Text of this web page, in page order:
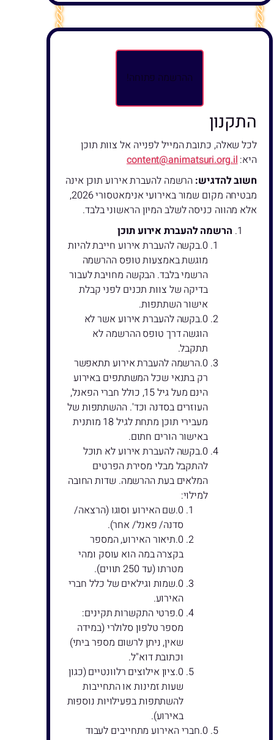
ההרשמה פתוחה!
התקנון
לכל שאלה, כתובת המייל לפנייה אל צוות תוכן
היא: content@animatsuri.org.il
חשוב להדגיש: הרשמה להעברת אירוע תוכן אינה
מבטיחה מקום שמור באירועי אנימאטסורי 2026,
אלא מהווה כניסה לשלב המיון הראשוני בלבד.
הרשמה להעברת אירוע תוכן
בקשה להעברת אירוע חייבת להיות
מוגשת באמצעות טופס ההרשמה
הרשמי בלבד. הבקשה מחויבת לעבור
בדיקה של צוות תכנים לפני קבלת
אישור השתתפות.
בקשה להעברת אירוע אשר לא
הוגשה דרך טופס ההרשמה לא
תתקבל.
הרשמה להעברת אירוע תתאפשר
רק בתנאי שכל המשתתפים באירוע
הינם מעל גיל 15, כולל חברי הפאנל,
העוזרים בסדנה וכד'. ההשתתפות של
מעבירי תוכן מתחת לגיל 18 מותנית
באישור הורים חתום.
בקשה להעברת אירוע לא תוכל
להתקבל מבלי מסירת הפרטים
המלאים בעת ההרשמה. שדות החובה
למילוי:
שם האירוע וסוגו (הרצאה/
סדנה/ פאנל/ אחר).
תיאור האירוע, המספר
בקצרה במה הוא עוסק ומהי
מטרתו (עד 250 תווים).
שמות וגילאים של כלל חברי
האירוע.
פרטי התקשרות תקינים:
מספר טלפון סלולרי (במידה
שאין, ניתן לרשום מספר ביתי)
וכתובת דוא"ל.
ציון אילוצים רלוונטיים (כגון
שעות זמינות או התחייבות
להשתתפות בפעילויות נוספות
באירוע).
חברי האירוע מתחייבים לעבוד